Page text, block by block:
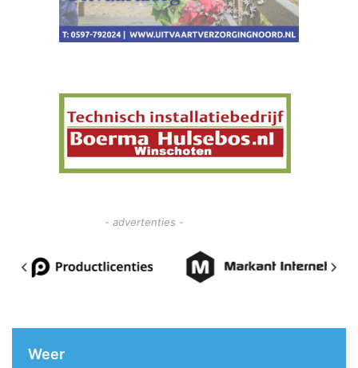
- advertenties -
Weer